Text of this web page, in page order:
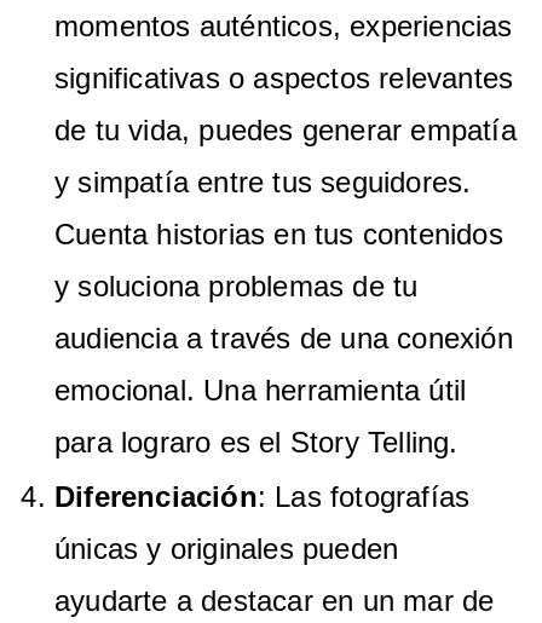
momentos auténticos, experiencias
significativas o aspectos relevantes
de tu vida, puedes generar empatía
y simpatía entre tus seguidores.
Cuenta historias en tus contenidos
y soluciona problemas de tu
audiencia a través de una conexión
emocional. Una herramienta útil
para lograro es el Story Telling.
Diferenciación: Las fotografías
únicas y originales pueden
ayudarte a destacar en un mar de